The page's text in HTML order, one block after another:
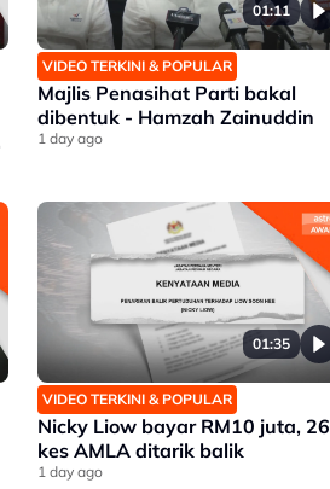
01:11
VIDEO TERKINI & POPULAR
Majlis Penasihat Parti bakal
dibentuk - Hamzah Zainuddin
1 day ago
01:35
VIDEO TERKINI & POPULAR
Nicky Liow bayar RM10 juta, 26
kes AMLA ditarik balik
1 day ago